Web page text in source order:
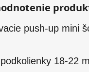
push-up mini
je 5 z 5 hviezdičiek.